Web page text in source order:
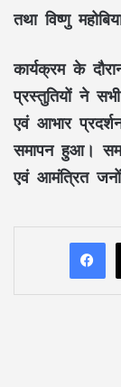
तथा विष्णु
कार्यक्रम के
प्रस्तुतियों ने
एवं आभार
समापन हुआ।
एवं आमंत्रित